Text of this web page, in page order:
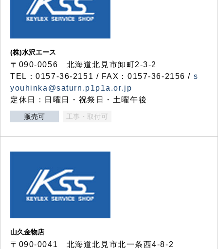
(株)水沢エース
〒090-0056 北海道北見市卸町2-3-2
TEL：0157-36-2151 / FAX：0157-36-2156 / s
youhinka@saturn.p1p1a.or.jp
定休日：日曜日・祝祭日・土曜午後
販売可 工事・取付可
山久金物店
〒090-0041 北海道北見市北一条西4-8-2